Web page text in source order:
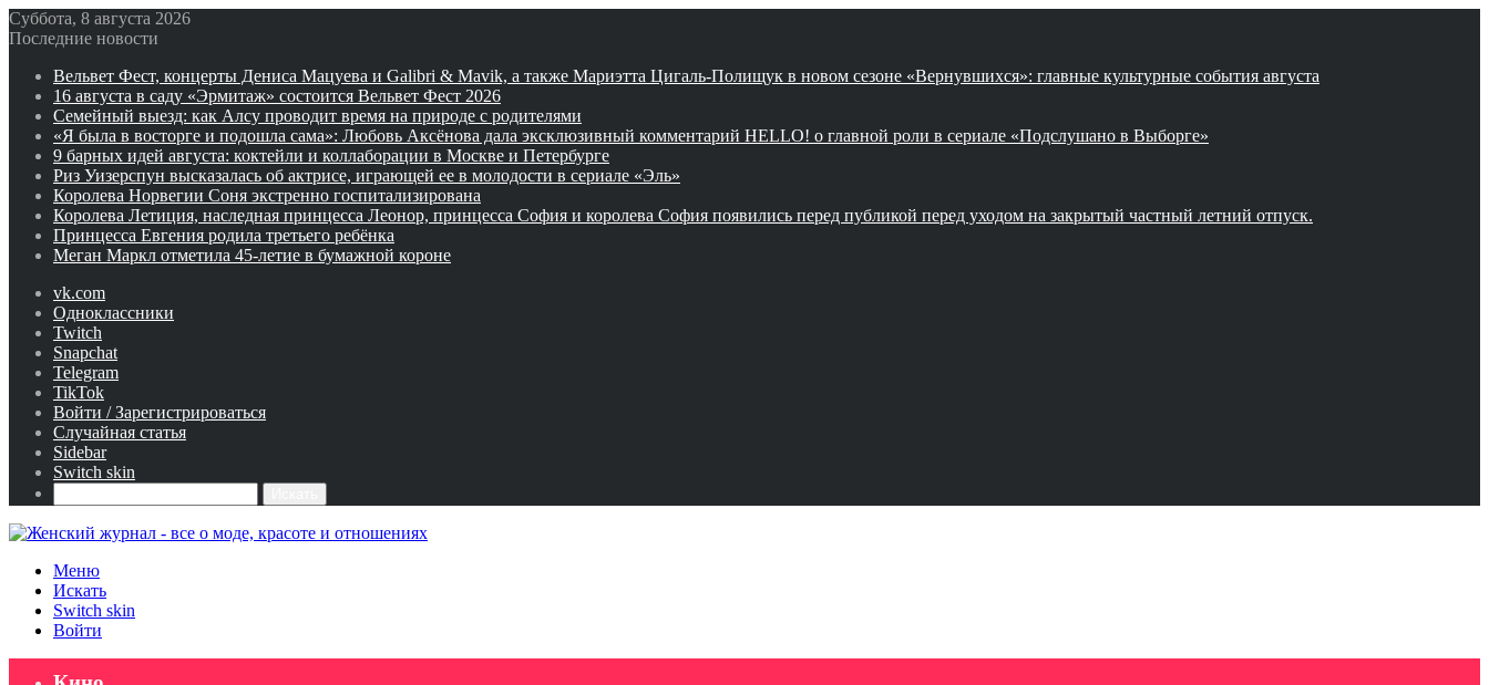
Суббота, 8 августа 2026
Последние новости
Вельвет Фест, концерты Дениса Мацуева и Galibri & Mavik, а также Мариэтта Цигаль-Полищук в новом сезоне «Вернувшихся»: главные культурные события августа
16 августа в саду «Эрмитаж» состоится Вельвет Фест 2026
Семейный выезд: как Алсу проводит время на природе с родителями
«Я была в восторге и подошла сама»: Любовь Аксёнова дала эксклюзивный комментарий HELLO! о главной роли в сериале «Подслушано в Выборге»
9 барных идей августа: коктейли и коллаборации в Москве и Петербурге
Риз Уизерспун высказалась об актрисе, играющей ее в молодости в сериале «Эль»
Королева Норвегии Соня экстренно госпитализирована
Королева Летиция, наследная принцесса Леонор, принцесса София и королева София появились перед публикой перед уходом на закрытый частный летний отпуск.
Принцесса Евгения родила третьего ребёнка
Меган Маркл отметила 45-летие в бумажной короне
vk.com
Одноклассники
Twitch
Snapchat
Telegram
TikTok
Войти / Зарегистрироваться
Случайная статья
Sidebar
Switch skin
Меню
Искать
Switch skin
Войти